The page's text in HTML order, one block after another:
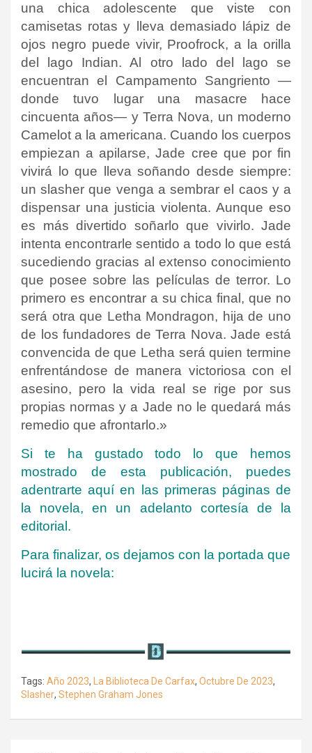
una chica adolescente que viste con
camisetas rotas y lleva demasiado lápiz de
ojos negro puede vivir, Proofrock, a la orilla
del lago Indian. Al otro lado del lago se
encuentran el Campamento Sangriento —
donde tuvo lugar una masacre hace
cincuenta años— y Terra Nova, un moderno
Camelot a la americana. Cuando los cuerpos
empiezan a apilarse, Jade cree que por fin
vivirá lo que lleva soñando desde siempre:
un slasher que venga a sembrar el caos y a
dispensar una justicia violenta. Aunque eso
es más divertido soñarlo que vivirlo. Jade
intenta encontrarle sentido a todo lo que está
sucediendo gracias al extenso conocimiento
que posee sobre las películas de terror. Lo
primero es encontrar a su chica final, que no
será otra que Letha Mondragon, hija de uno
de los fundadores de Terra Nova. Jade está
convencida de que Letha será quien termine
enfrentándose de manera victoriosa con el
asesino, pero la vida real se rige por sus
propias normas y a Jade no le quedará más
remedio que afrontarlo.»
Si te ha gustado todo lo que hemos
mostrado de esta publicación, puedes
adentrarteaquí en las primeras páginas de
la novela, en un adelanto cortesía de la
editorial.
Para finalizar, os dejamos con la portada que
lucirá la novela:
Tags: Año 2023, La Biblioteca De Carfax, Octubre De 2023,
Slasher, Stephen Graham Jones